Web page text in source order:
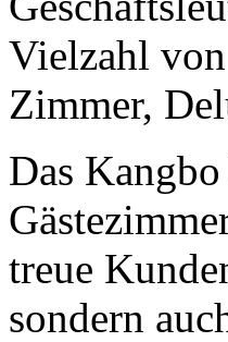
Vielzahl
Zimmer,
Das
treue
sondern